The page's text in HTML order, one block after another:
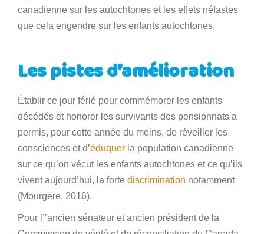
canadienne sur les autochtones et les effets néfastes
que cela engendre sur les enfants autochtones.
Les pistes d’amélioration
Établir ce jour férié pour commémorer les enfants
décédés et honorer les survivants des pensionnats a
permis, pour cette année du moins, de réveiller les
consciences et d’éduquer la population canadienne
sur ce qu’on vécut les enfants autochtones et ce qu’ils
vivent aujourd’hui, la forte discrimination notamment
(Mourgere, 2016).
Pour l’’ancien sénateur et ancien président de la